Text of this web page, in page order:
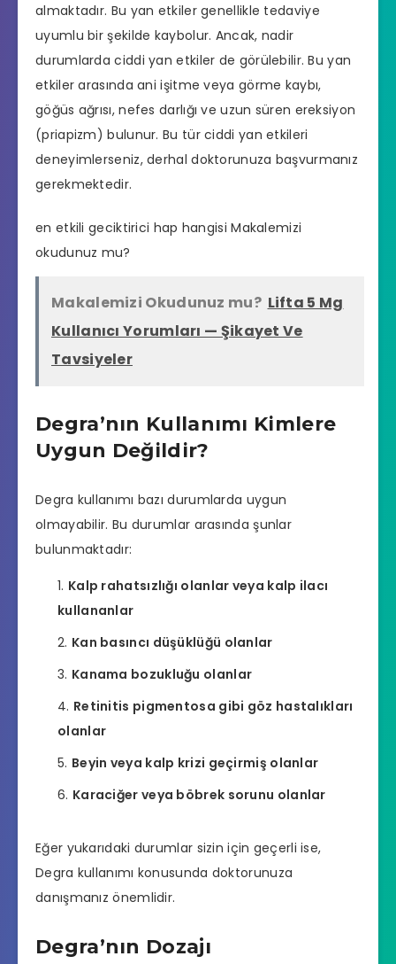
almaktadır. Bu yan etkiler genellikle tedaviye
uyumlu bir şekilde kaybolur. Ancak, nadir
durumlarda ciddi yan etkiler de görülebilir. Bu yan
etkiler arasında ani işitme veya görme kaybı,
göğüs ağrısı, nefes darlığı ve uzun süren ereksiyon
(priapizm) bulunur. Bu tür ciddi yan etkileri
deneyimlerseniz, derhal doktorunuza başvurmanız
gerekmektedir.
en etkili geciktirici hap hangisi Makalemizi
okudunuz mu?
Makalemizi Okudunuz mu? Lifta 5 Mg
Kullanıcı Yorumları — Şikayet Ve
Tavsiyeler
Degra’nın Kullanımı Kimlere
Uygun Değildir?
Degra kullanımı bazı durumlarda uygun
olmayabilir. Bu durumlar arasında şunlar
bulunmaktadır:
Kalp rahatsızlığı olanlar veya kalp ilacı
kullananlar
Kan basıncı düşüklüğü olanlar
Kanama bozukluğu olanlar
Retinitis pigmentosa gibi göz hastalıkları
olanlar
Beyin veya kalp krizi geçirmiş olanlar
Karaciğer veya böbrek sorunu olanlar
Eğer yukarıdaki durumlar sizin için geçerli ise,
Degra kullanımı konusunda doktorunuza
danışmanız önemlidir.
Degra’nın Dozajı